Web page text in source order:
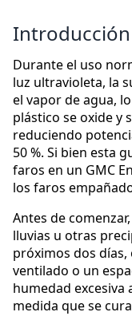
Introducción
Durante el uso
luz ultravioleta, la
el vapor de agua,
plástico se oxide y
reduciendo
50 %. Si bien esta
faros en un GMC
los faros
Antes de
lluvias u otras
próximos dos
ventilado o un
humedad excesiva
medida que se